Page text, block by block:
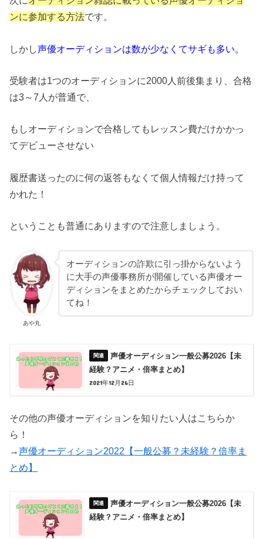
ンに参加する方法です。
しかし声優オーディションは数が少なくてサギも多い。
受験者は1つのオーディションに2000人前後集まり、合格
は3～7人が普通で、
もしオーディションで合格してもレッスン費だけかかっ
てデビューさせない
履歴書送ったのに何の返答もなくて個人情報だけ持って
かれた！
ということも普通にありますので注意しましょう。
あや丸
オーディションの詐欺に引っ掛からないよう
に大手の声優事務所が開催している声優オー
ディションをまとめたからチェックしておい
てね！
声優オーディション一般公募2026【未
経験？アニメ・倍率まとめ】
2021年12月26日
その他の声優オーディションを知りたい人はこちらか
ら！
→声優オーディション2022【一般公募？未経験？倍率ま
とめ】
声優オーディション一般公募2026【未
経験？アニメ・倍率まとめ】